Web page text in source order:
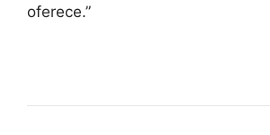
oferece.”